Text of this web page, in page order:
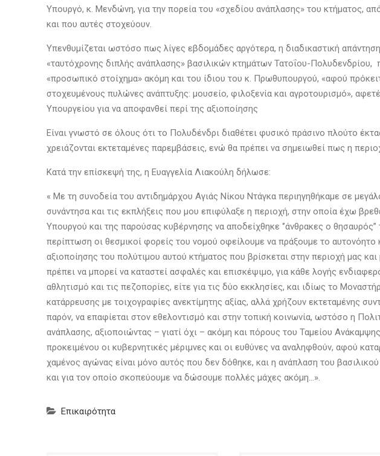
Υπουργό, κ. Μενδώνη, για την πορεία του «σχεδίου ανάπλασης» του κτήματος,
και που αυτές στοχεύουν.
Υπενθυμίζεται ωστόσο πως λίγες εβδομάδες αργότερα, η διαδικαστική
«ταυτόχρονης διπλής ανάπλασης» βασιλικών κτημάτων Τατοΐου-
«προσωπικό στοίχημα» ακόμη και του ίδιου του κ. Πρωθυπουργού, «αφού
στοχευμένους πυλώνες ανάπτυξης: μουσείο, φιλοξενία και αγροτουρισμό»,
Υπουργείου για να αποφανθεί περί της αξιοποίησης
Είναι γνωστό σε όλους ότι το Πολυδένδρι διαθέτει φυσικό πράσινο πλούτο
χρειάζονται εκτεταμένες παρεμβάσεις, ενώ θα πρέπει να σημειωθεί πως η
Κατά την επίσκεψή της, η Ευαγγελία Λιακούλη δήλωσε:
« Με τη συνοδεία του αντιδημάρχου Αγιάς Νίκου Ντάγκα περιηγηθήκαμε σε
συνάντησα και τις εκπλήξεις που μου επιφύλαξε η περιοχή, στην οποία έχω
Υπουργού και της παρούσας κυβέρνησης να αποδείχθηκε ‘’άνθρακες ο
περίπτωση οι θεσμικοί φορείς του νομού οφείλουμε να πράξουμε το αυτονόητο
αξιοποίησης του πολύτιμου αυτού κτήματος που βρίσκεται στην περιοχή μας
πρέπει να μπορεί να καταστεί ασφαλές και επισκέψιμο, για κάθε λογής
αθλητισμό και τις πεζοπορίες, είτε για τις δύο εκκλησίες, και ιδίως το
κατάρρευσης με τοιχογραφίες ανεκτίμητης αξίας, αλλά χρήζουν εκτεταμένης
παρόν, να επαφίεται στον εθελοντισμό και στην τοπική κοινωνία, ωστόσο η
ανάπλασης, αξιοποιώντας – γιατί όχι – ακόμη και πόρους του Ταμείου
προκειμένου οι κυβερνητικές μέριμνες και οι ευθύνες να αναληφθούν, αφού
χαμένος αγώνας είναι μόνο αυτός που δεν δόθηκε, και η ανάπλαση του
και για τον οποίο σκοπεύουμε να δώσουμε πολλές μάχες ακόμη…».
Επικαιρότητα